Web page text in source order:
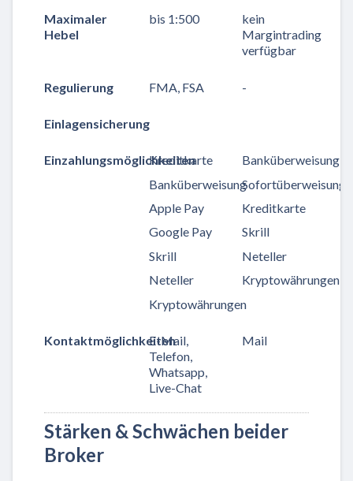
Maximaler
Hebel
bis 1:500
kein
Margintrading
verfügbar
Regulierung FMA, FSA -
Einlagensicherung
Einzahlungsmöglichkeiten
Kreditkarte
Banküberweisung
Apple Pay
Google Pay
Skrill
Neteller
Kryptowährungen
Banküberweisung
Sofortüberweisung
Kreditkarte
Skrill
Neteller
Kryptowährungen
Kontaktmöglichkeiten
E-Mail,
Telefon,
Whatsapp,
Live-Chat
Mail
Stärken & Schwächen beider
Broker